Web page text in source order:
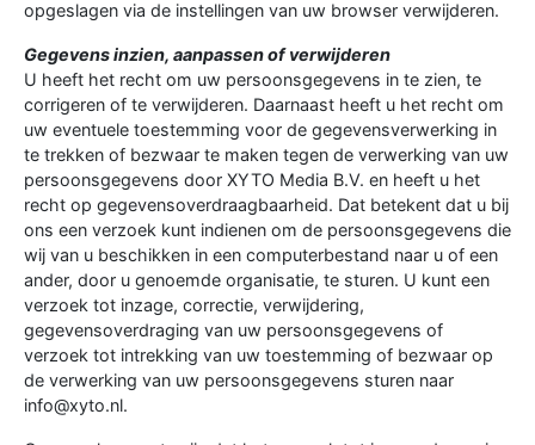
opgeslagen via de instellingen van uw browser verwijderen.
Gegevens inzien, aanpassen of verwijderen
U heeft het recht om uw persoonsgegevens in te zien, te
corrigeren of te verwijderen. Daarnaast heeft u het recht om
uw eventuele toestemming voor de gegevensverwerking in
te trekken of bezwaar te maken tegen de verwerking van uw
persoonsgegevens door XYTO Media B.V. en heeft u het
recht op gegevensoverdraagbaarheid. Dat betekent dat u bij
ons een verzoek kunt indienen om de persoonsgegevens die
wij van u beschikken in een computerbestand naar u of een
ander, door u genoemde organisatie, te sturen. U kunt een
verzoek tot inzage, correctie, verwijdering,
gegevensoverdraging van uw persoonsgegevens of
verzoek tot intrekking van uw toestemming of bezwaar op
de verwerking van uw persoonsgegevens sturen naar
info@xyto.nl.